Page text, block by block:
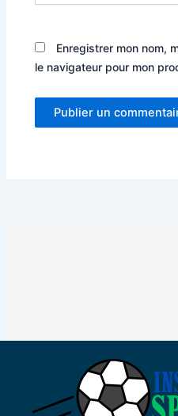
Enregistrer mon nom,
le navigateur pour mon